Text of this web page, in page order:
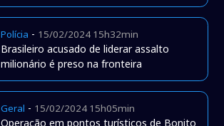
Polícia - 15/02/2024 15h32min
Brasileiro acusado de liderar assalto
milionário é preso na fronteira
Geral - 15/02/2024 15h05min
Operação em pontos turísticos de Bonito